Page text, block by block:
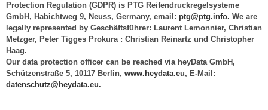
Protection Regulation (GDPR) is PTG Reifendruckregelsysteme
GmbH, Habichtweg 9, Neuss, Germany, email: ptg@ptg.info. We are
legally represented by Geschäftsführer: Laurent Lemonnier, Christian
Metzger, Peter Tigges Prokura : Christian Reinartz und Christopher
Haag.
Our data protection officer can be reached via heyData GmbH,
Schützenstraße 5, 10117 Berlin, www.heydata.eu, E-Mail:
datenschutz@heydata.eu.